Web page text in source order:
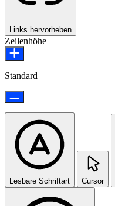
Links hervorheben
Zeilenhöhe
Standard
Lesbare Schriftart Cursor